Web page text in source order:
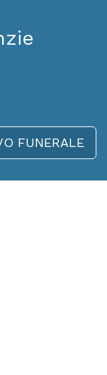
FUNERALE